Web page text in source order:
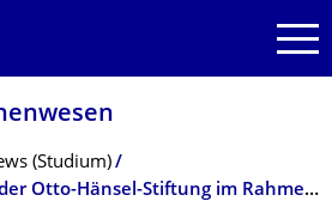
(Studium)
Verleihung der Preise der Otto-Hänsel-Stiftung im Rahmen des Forum TechBox auf der Fachpack 2021